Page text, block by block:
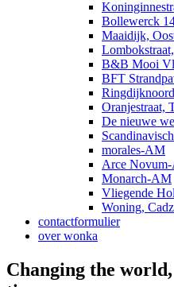
Bollewerck
Maaidijk,
B&B Mooi
BFT
Oranjestraat,
De nieuwe
morales-AM
Arce
Monarch-AM
Vliegende
Woning,
contactformulier
over wonka
Changing the